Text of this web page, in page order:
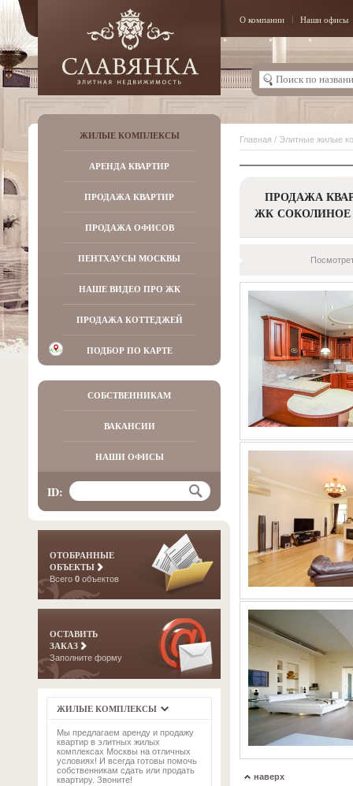
О компании Наши офисы
ЖИЛЫЕ КОМПЛЕКСЫ
АРЕНДА КВАРТИР
ПРОДАЖА КВАРТИР
ПРОДАЖА ОФИСОВ
ПЕНТХАУСЫ МОСКВЫ
НАШЕ ВИДЕО ПРО ЖК
ПРОДАЖА КОТТЕДЖЕЙ
ПОДБОР ПО КАРТЕ
СОБСТВЕННИКАМ
ВАКАНСИИ
НАШИ ОФИСЫ
ID:
ОТОБРАННЫЕ
ОБЪЕКТЫ
Всего 0 объектов
ОСТАВИТЬ
ЗАКАЗ
Заполните форму
ЖИЛЫЕ КОМПЛЕКСЫ
Мы предлагаем аренду и продажу
квартир в элитных жилых
комплексах Москвы на отличных
условиях! И всегда готовы помочь
собственникам сдать или продать
квартиру. Звоните!
Главная / Элитные жилые
ПРОДАЖА
ЖК СОКОЛИНОЕ
наверх